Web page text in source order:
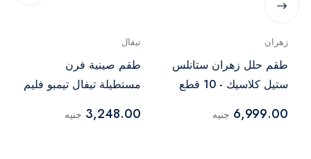
زهران
طقم حلل زهران ستانلس
ستيل كلاسيك - 10 قطع
6,999.00 جنيه
تيفال
طقم صينية فرن
مستطيلة تيفال تيمبو فليم
3,248.00 جنيه